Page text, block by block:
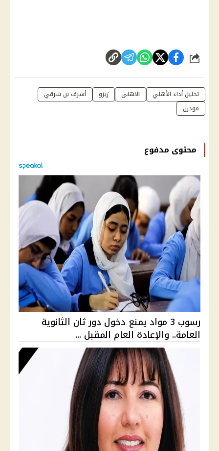
شارك
تحليل أداء الأهلي الاهلى زيزو
أشرف بن شرقي
مودرن
محتوى مدفوع
رسوب 3 مواد يمنع دخول دور ثان الثانوية
العامة.. والإعادة العام المقبل ...